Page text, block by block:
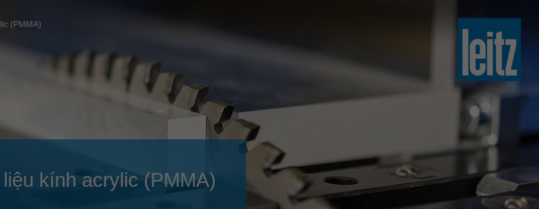
français
magyar
Türkiye
USA
Việt Nam
ประเทศไทย ไทย
Україна yкраїнська
(PMMA)
kính acrylic (PMMA)